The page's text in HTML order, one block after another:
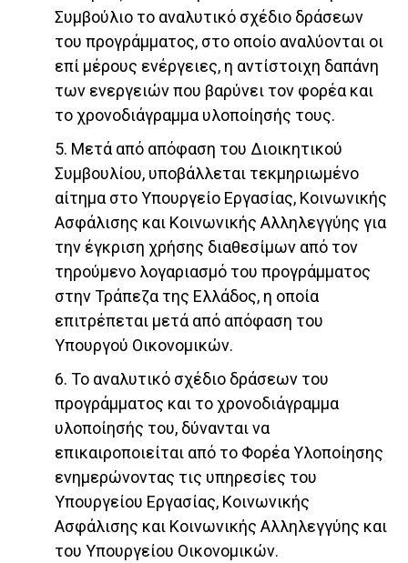
Συμβούλιο το αναλυτικό σχέδιο δράσεων
του προγράμματος, στο οποίο αναλύονται οι
επί μέρους ενέργειες, η αντίστοιχη δαπάνη
των ενεργειών που βαρύνει τον φορέα και
το χρονοδιάγραμμα υλοποίησής τους.
5. Μετά από απόφαση του Διοικητικού
Συμβουλίου, υποβάλλεται τεκμηριωμένο
αίτημα στο Υπουργείο Εργασίας, Κοινωνικής
Ασφάλισης και Κοινωνικής Αλληλεγγύης για
την έγκριση χρήσης διαθεσίμων από τον
τηρούμενο λογαριασμό του προγράμματος
στην Τράπεζα της Ελλάδος, η οποία
επιτρέπεται μετά από απόφαση του
Υπουργού Οικονομικών.
6. Το αναλυτικό σχέδιο δράσεων του
προγράμματος και το χρονοδιάγραμμα
υλοποίησής του, δύνανται να
επικαιροποιείται από το Φορέα Υλοποίησης
ενημερώνοντας τις υπηρεσίες του
Υπουργείου Εργασίας, Κοινωνικής
Ασφάλισης και Κοινωνικής Αλληλεγγύης και
του Υπουργείου Οικονομικών.